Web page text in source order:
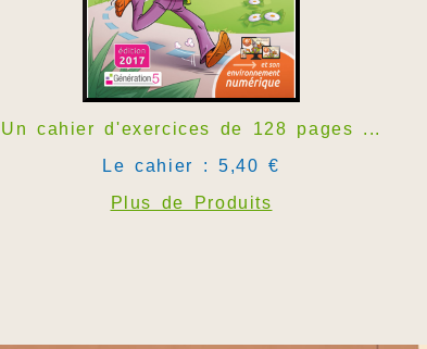
Un cahier d'exercices de 128 pages ...
Le cahier : 5,40 €
Plus de Produits